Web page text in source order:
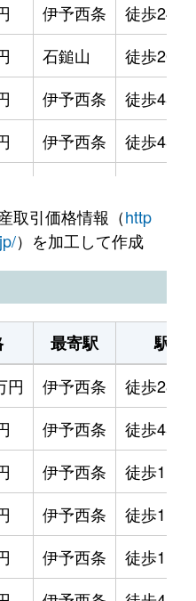
伊予西条
徒歩24分
石鎚山
徒歩20分
伊予西条
徒歩45分
伊予西条
徒歩45分
円 伊予西条
徒歩45分
円 伊予西条
徒歩45分
玉之江
徒歩4分
伊予西条
徒歩14分
円 伊予西条
徒歩4分
伊予西条
徒歩9分
伊予西条
徒歩9分
伊予西条
徒歩14分
伊予西条
徒歩6分
取引価格情報（http
）を加工して作成
最寄駅
駅徒
円 伊予西条
徒歩28分
伊予西条
徒歩45分
伊予西条
徒歩1時
伊予西条
徒歩1時
伊予西条
徒歩1時